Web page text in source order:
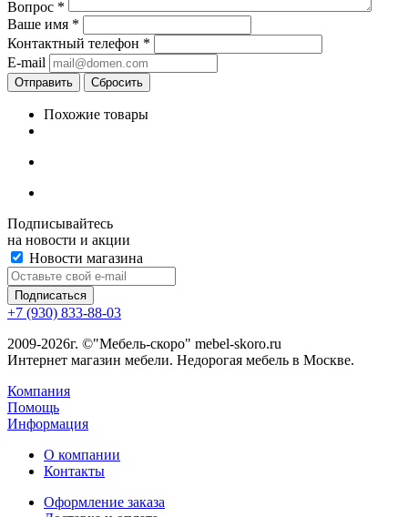
Вопрос *
Ваше имя *
Контактный телефон *
E-mail
Сбросить
Похожие товары
Подписывайтесь
на новости и акции
Новости магазина
+7 (930) 833-88-03
2009-2026г. ©"Мебель-скоро" mebel-skoro.ru
Интернет магазин мебели. Недорогая мебель в Москве.
Компания
Помощь
Информация
О компании
Контакты
Оформление заказа